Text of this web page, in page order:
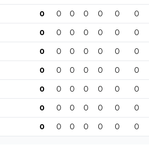
0 0 0 0 0 0 0
0 0 0 0 0 0 0
0 0 0 0 0 0 0
0 0 0 0 0 0 0
0 0 0 0 0 0 0
0 0 0 0 0 0 0
0 0 0 0 0 0 0